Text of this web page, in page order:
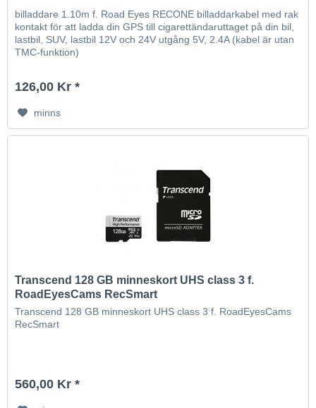
billaddare 1.10m f. Road Eyes RECONE billaddarkabel med rak
kontakt för att ladda din GPS till cigarettändaruttaget på din bil,
lastbil, SUV, lastbil 12V och 24V utgång 5V, 2.4A (kabel är utan
TMC-funktion)
126,00 Kr *
minns
Transcend 128 GB minneskort UHS class 3 f.
RoadEyesCams RecSmart
Transcend 128 GB minneskort UHS class 3 f. RoadEyesCams
RecSmart
560,00 Kr *